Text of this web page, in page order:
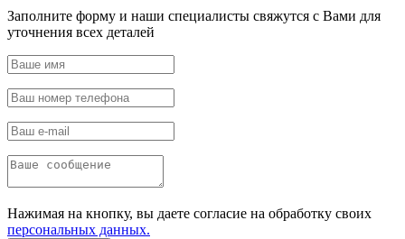
Заполните форму и наши специалисты свяжутся с Вами для
уточнения всех деталей
Нажимая на кнопку, вы даете согласие на обработку своих
персональных данных.